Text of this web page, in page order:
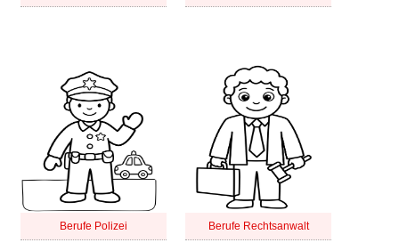
Berufe Polizei Berufe Rechtsanwalt